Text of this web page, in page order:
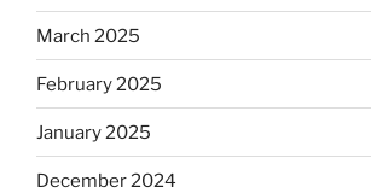
March 2025
February 2025
January 2025
December 2024